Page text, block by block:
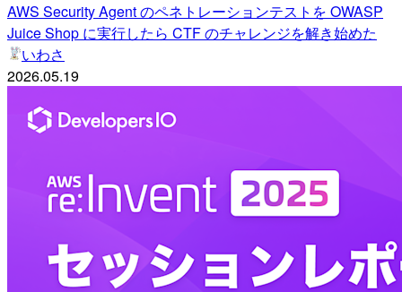
AWS Security Agent のペネトレーションテストを OWASP
Juice Shop に実行したら CTF のチャレンジを解き始めた
いわさ
2026.05.19